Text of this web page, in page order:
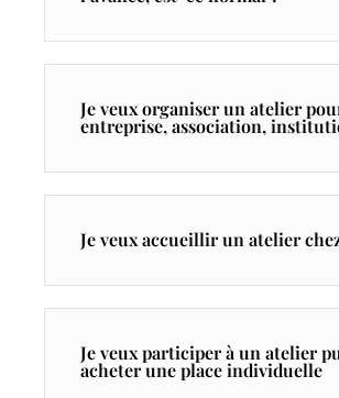
Je veux organiser un atelier
entreprise, association,
Je veux accueillir un atelier
Je veux participer à un atelier
acheter une place individuelle